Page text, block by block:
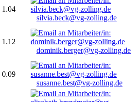
1.04
silvia.beck@vg-zolling.de
1.12
dominik.berger@vg-zolling.de
0.09
susanne.best@vg-zolling.de